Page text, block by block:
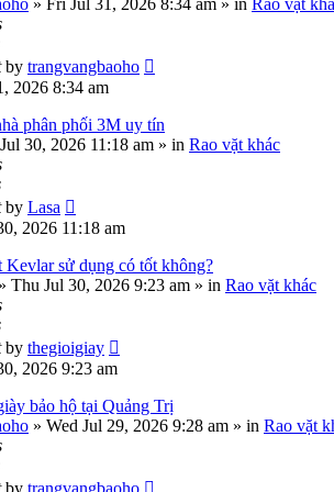
» Fri Jul 31, 2026 8:34 am » in Rao vặt
by trangvangbaoho
2026 8:34 am
phân phối 3M uy tín
30, 2026 11:18 am » in Rao vặt khác
by Lasa
2026 11:18 am
Kevlar sử dụng có tốt không?
» Thu Jul 30, 2026 9:23 am » in Rao vặt khác
by thegioigiay
2026 9:23 am
bảo hộ tại Quảng Trị
» Wed Jul 29, 2026 9:28 am » in Rao vặt
by trangvangbaoho